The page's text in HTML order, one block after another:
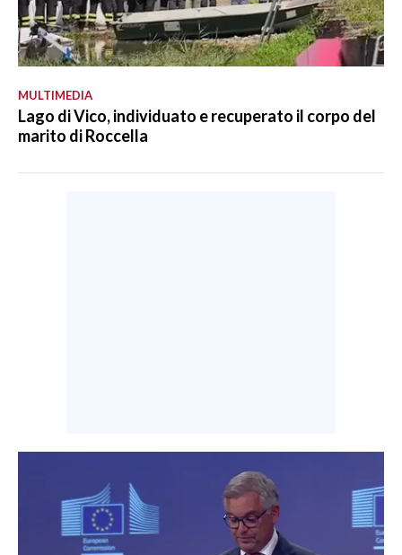
MULTIMEDIA
Lago di Vico, individuato e recuperato il corpo del
marito di Roccella